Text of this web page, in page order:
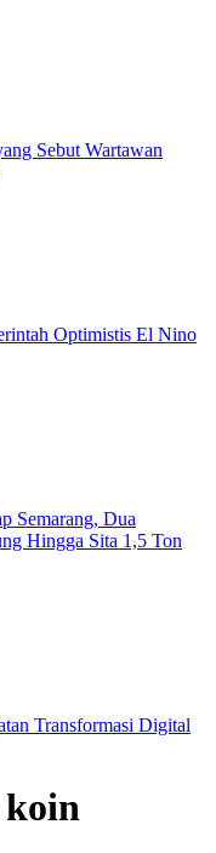
Sebut Wartawan
Optimistis El Nino
Semarang, Dua
Hingga Sita 1,5 Ton
Transformasi Digital